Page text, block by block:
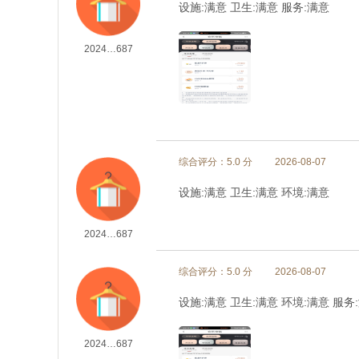
2024…687
设施:满意 卫生:满意 服务:满意
2024…687
综合评分：5.0 分 2026-08-07
设施:满意 卫生:满意 环境:满意
2024…687
综合评分：5.0 分 2026-08-07
设施:满意 卫生:满意 环境:满意 服务